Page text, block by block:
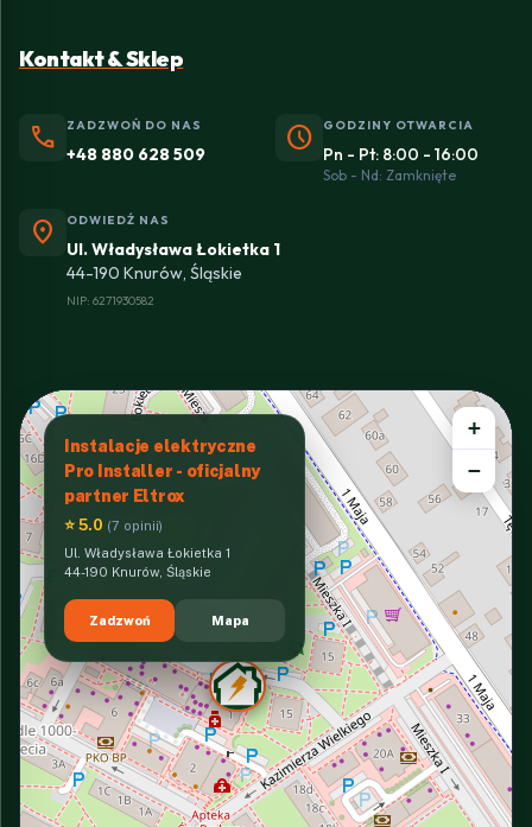
Kontakt & Sklep
phone ZADZWOŃ DO NAS
+48 880 628 509 schedule GODZINY OTWARCIA
Pn - Pt: 8:00 - 16:00
Sob - Nd: Zamknięte
location_on ODWIEDŹ NAS
Ul. Władysława Łokietka 1
44-190 Knurów, Śląskie
NIP: 6271930582
Instalacje elektryczne
Pro Installer - oficjalny
partner Eltrox
⭐ 5.0 (7 opinii)
Ul. Władysława Łokietka 1
44-190 Knurów, Śląskie
Zadzwoń Mapa
+
−